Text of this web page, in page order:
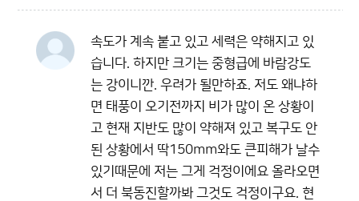
속도가 계속 붙고 있고 세력은 약해지고 있
습니다. 하지만 크기는 중형급에 바람강도
는 강이니깐. 우려가 될만하죠. 저도 왜냐하
면 태풍이 오기전까지 비가 많이 온 상황이
고 현재 지반도 많이 약해져 있고 복구도 안
된 상황에서 딱150mm와도 큰피해가 날수
있기때문에 저는 그게 걱정이에요 올라오면
서 더 북동진할까봐 그것도 걱정이구요. 현